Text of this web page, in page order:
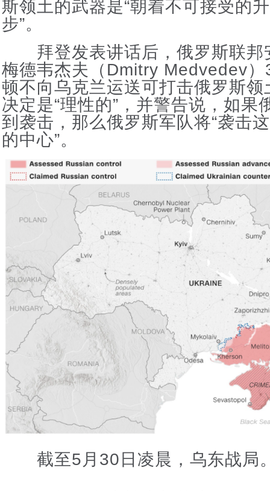
斯领土的武器是“朝着不可接受的
步”。
拜登发表讲话后，俄罗斯联邦
梅德韦杰夫（Dmitry Medvedev
顿不向乌克兰运送可打击俄罗斯
决定是“理性的”，并警告说，如果
到袭击，那么俄罗斯军队将“袭击
的中心”。
截至5月30日凌晨，乌东战局